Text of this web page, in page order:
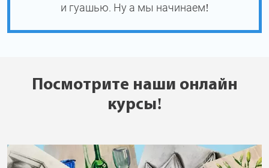
и гуашью. Ну а мы начинаем!
Посмотрите наши онлайн
курсы!